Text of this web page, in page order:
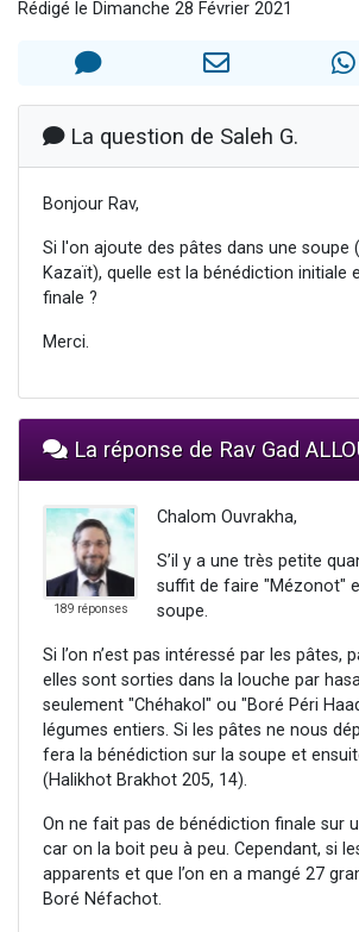
30 personnes viennent de faire un don
12 nouvelles musiques
Rédigé le Dimanche 28 Février 2021
La question de Saleh G.
Bonjour Rav,
Si l'on ajoute des pâtes dans une soupe
Kazaït), quelle est la bénédiction initiale
finale ?
Merci.
La réponse de Rav Gad
189 réponses
Chalom Ouvrakha,
S’il y a une très petite
suffit de faire "Mézonot"
soupe.
Si l’on n’est pas intéressé par les pâtes,
elles sont sorties dans la louche par
seulement "Chéhakol" ou "Boré Péri
légumes entiers. Si les pâtes ne nous
fera la bénédiction sur la soupe et
(Halikhot Brakhot 205, 14).
On ne fait pas de bénédiction finale sur
car on la boit peu à peu. Cependant, si
apparents et que l’on en a mangé 27
Boré Néfachot.